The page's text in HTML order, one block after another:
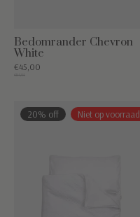
Bedomrander Chevron
White
€45,00
€84,95
20% off Niet op voorraad